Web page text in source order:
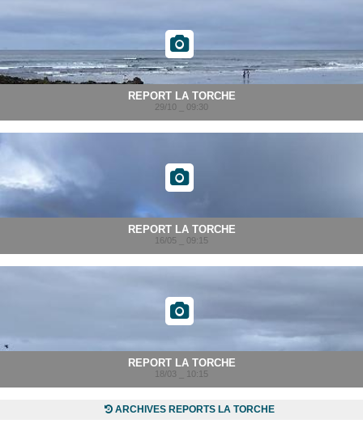
REPORT LA TORCHE
29/10 _ 09:30
REPORT LA TORCHE
16/05 _ 09:15
REPORT LA TORCHE
18/03 _ 10:15
ARCHIVES REPORTS LA TORCHE